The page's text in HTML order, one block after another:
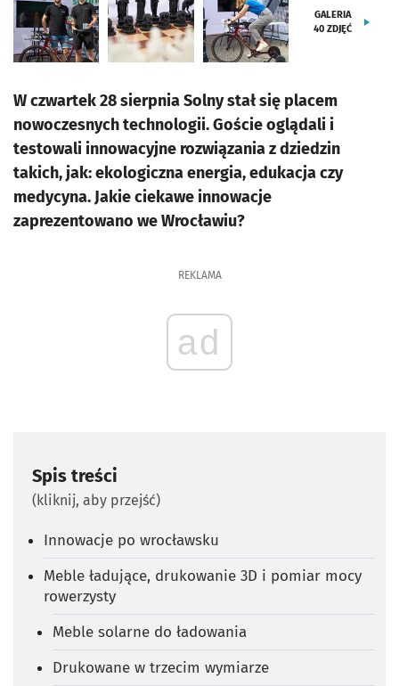
GALERIA
40 ZDJĘĆ
W czwartek 28 sierpnia Solny stał się placem
nowoczesnych technologii. Goście oglądali i
testowali innowacyjne rozwiązania z dziedzin
takich, jak: ekologiczna energia, edukacja czy
medycyna. Jakie ciekawe innowacje
zaprezentowano we Wrocławiu?
REKLAMA
ad
Spis treści
(kliknij, aby przejść)
Innowacje po wrocławsku
Meble ładujące, drukowanie 3D i pomiar mocy
rowerzysty
Meble solarne do ładowania
Drukowane w trzecim wymiarze